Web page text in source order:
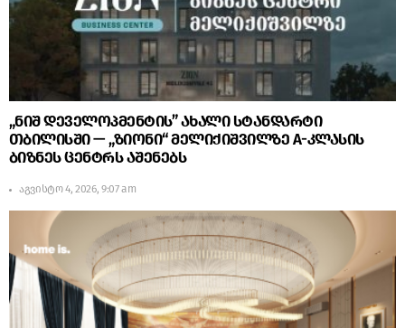
„ნიშ დეველოპმენტის” ახალი სტანდარტი
თბილისში — „ზიონი“ მელიქიშვილზე A-კლასის
ბიზნეს ცენტრს აშენებს
აგვისტო 4, 2026, 9:07 am